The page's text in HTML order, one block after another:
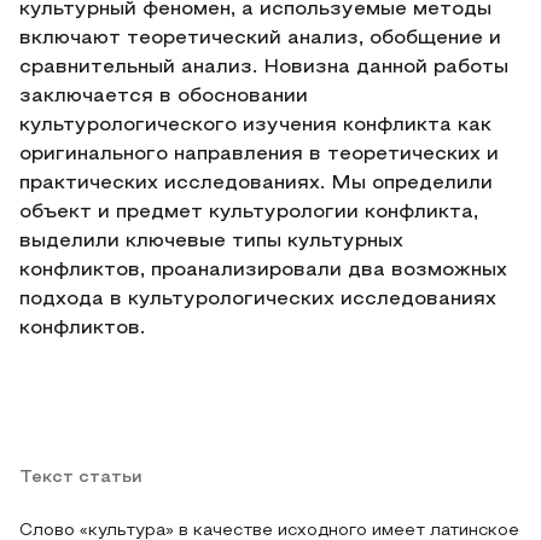
культурный феномен, а используемые методы
включают теоретический анализ, обобщение и
сравнительный анализ. Новизна данной работы
заключается в обосновании
культурологического изучения конфликта как
оригинального направления в теоретических и
практических исследованиях. Мы определили
объект и предмет культурологии конфликта,
выделили ключевые типы культурных
конфликтов, проанализировали два возможных
подхода в культурологических исследованиях
конфликтов.
Текст статьи
Слово «культура» в качестве исходного имеет латинское